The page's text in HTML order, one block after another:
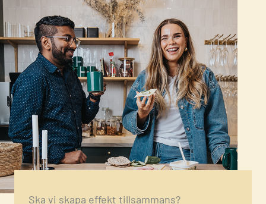
Ska vi skapa effekt tillsammans?